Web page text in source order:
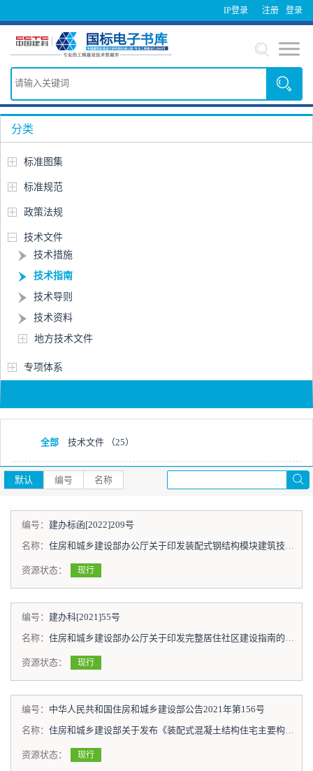
IP登录 登录
注册
分类
标准图集
标准规范
政策法规
技术文件
技术措施
技术指南
技术导则
技术资料
地方技术文件
专项体系
全部 技术文件 （25）
默认 编号 名称
编号： 建办标函[2022]209号
名称： 住房和城乡建设部办公厅关于印发装配式钢结构模块建筑技术指南的通知
资源状态： 现行
编号： 建办科[2021]55号
名称： 住房和城乡建设部办公厅关于印发完整居住社区建设指南的通知
资源状态： 现行
编号： 中华人民共和国住房和城乡建设部公告2021年第156号
名称： 住房和城乡建设部关于发布《装配式混凝土结构住宅主要构件尺寸指南》《住宅装配化装修主要部品部件尺寸指南》的公告
资源状态： 现行